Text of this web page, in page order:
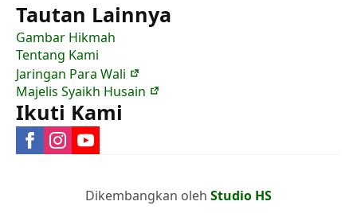
Tautan Lainnya
Gambar Hikmah
Tentang Kami
Jaringan Para Wali
Majelis Syaikh Husain
Ikuti Kami
Dikembangkan oleh Studio HS